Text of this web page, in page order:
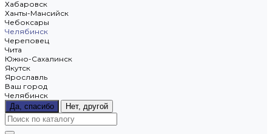
Хабаровск
Ханты-Мансийск
Чебоксары
Челябинск
Череповец
Чита
Южно-Сахалинск
Якутск
Ярославль
Ваш город
Челябинск
Да, спасибо
Нет, другой